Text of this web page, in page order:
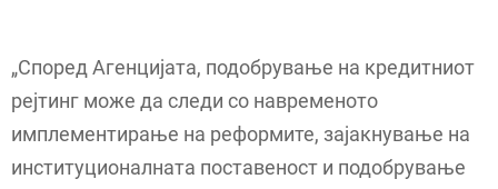
„Според Агенцијата, подобрување на кредитниот
рејтинг може да следи со навременото
имплементирање на реформите, зајакнување на
институционалната поставеност и подобрување